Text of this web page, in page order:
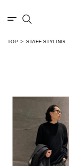
TOP STAFF STYLING